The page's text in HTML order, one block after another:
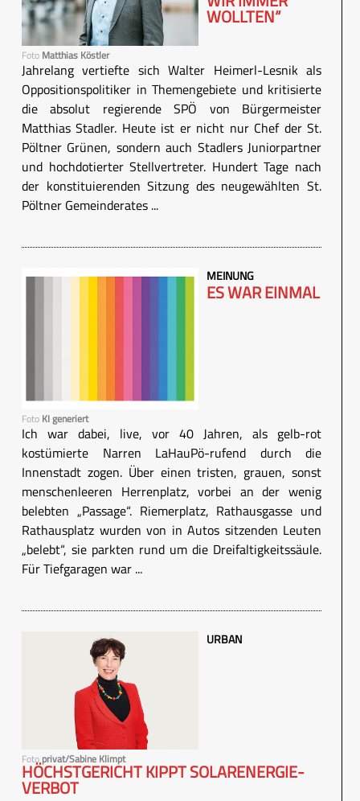
Foto Matthias Köstler
WOLLTEN“
Jahrelang vertiefte sich Walter Heimerl-Lesnik als
Oppositionspolitiker in Themengebiete und kritisierte
die absolut regierende SPÖ von Bürgermeister
Matthias Stadler. Heute ist er nicht nur Chef der St.
Pöltner Grünen, sondern auch Stadlers Juniorpartner
und hochdotierter Stellvertreter. Hundert Tage nach
der konstituierenden Sitzung des neugewählten St.
Pöltner Gemeinderates ...
Foto KI generiert
MEINUNG
ES WAR EINMAL
Ich war dabei, live, vor 40 Jahren, als gelb-rot
kostümierte Narren LaHauPö-rufend durch die
Innenstadt zogen. Über einen tristen, grauen, sonst
menschenleeren Herrenplatz, vorbei an der wenig
belebten „Passage“. Riemerplatz, Rathausgasse und
Rathausplatz wurden von in Autos sitzenden Leuten
„belebt“, sie parkten rund um die Dreifaltigkeitssäule.
Für Tiefgaragen war ...
Foto privat/Sabine Klimpt
URBAN
HÖCHSTGERICHT KIPPT SOLARENERGIE-
VERBOT